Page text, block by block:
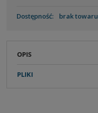
Dostępność: brak towaru
OPIS
PLIKI